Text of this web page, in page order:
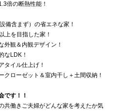
倍の断熱性能！
備含まず）の省エネな家！
上を目指した家！
外観＆内観デザイン！
なLDK！
タイル仕上げ！
クローゼット＆室内干し＋土間収納！
です！！
共働きご夫婦がどんな家を考えたか気